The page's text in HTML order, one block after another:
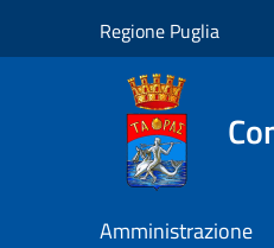
Regione Puglia
Amministrazione